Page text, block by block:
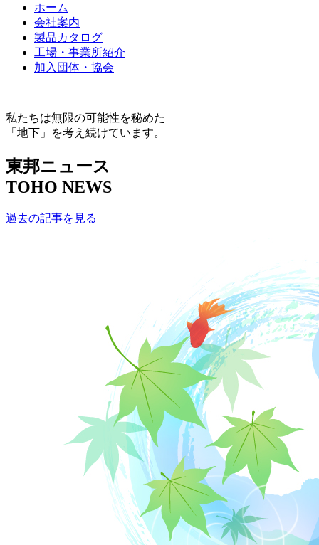
ホーム
会社案内
製品カタログ
工場・事業所紹介
加入団体・協会
私たちは無限の可能性を秘めた
「地下」を考え続けています。
東邦ニュース
TOHO NEWS
過去の記事を見る